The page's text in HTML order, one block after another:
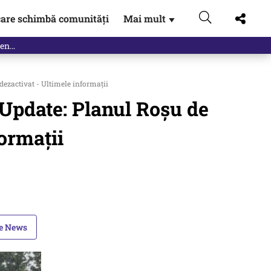
schimbă comunități Mai mult ▼
dezactivat - Ultimele informații
Planul Roșu de
News